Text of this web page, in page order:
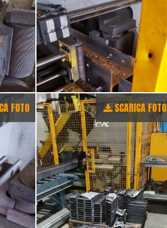
FOTO SCARICA FOTO